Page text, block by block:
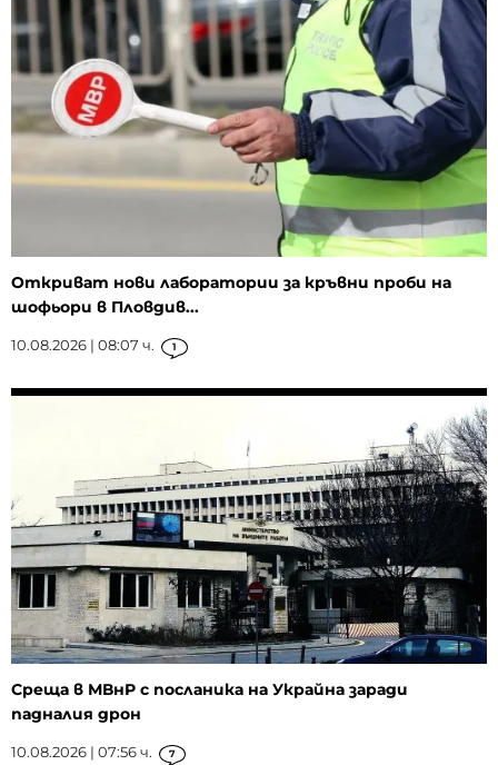
Откриват нови лаборатории за кръвни проби на
шофьори в Пловдив...
10.08.2026 | 08:07 ч. 1
Среща в МВнР с посланика на Украйна заради
падналия дрон
10.08.2026 | 07:56 ч. 7